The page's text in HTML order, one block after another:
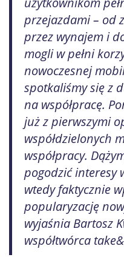
przejazdami – od
przez wynajem i
mogli w pełni
nowoczesnej
spotkaliśmy się z
na współpracę.
już z pierwszymi
współdzielonych
współpracy.
pogodzić interesy
wtedy faktycznie
popularyzację
wyjaśnia Bartosz
współtwórca